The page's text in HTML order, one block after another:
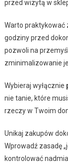
przed wizytą w
Warto praktykować
godziny przed
pozwoli na
zminimalizowanie
Wybieraj wyłącznie
nie tanie, które
rzeczy w Twoim
Unikaj zakupów
Wprowadź zasadę
kontrolować